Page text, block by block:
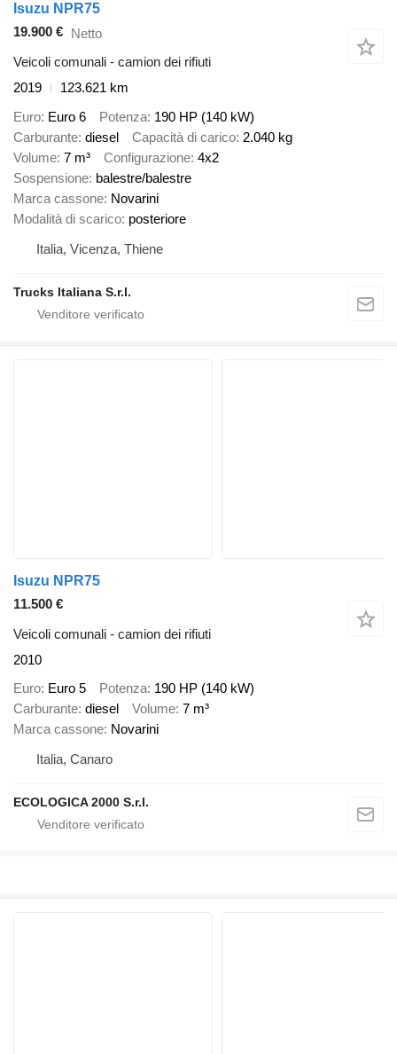
Isuzu NPR75
19.900 € Netto
Veicoli comunali - camion dei rifiuti
2019
123.621 km
Euro Euro 6 Potenza 190 HP (140 kW)
Carburante diesel Capacità di carico 2.040 kg
Volume 7 m³ Configurazione 4x2
Sospensione balestre/balestre
Marca cassone Novarini
Modalità di scarico posteriore
Italia, Vicenza, Thiene
Trucks Italiana S.r.l.
Isuzu NPR75
11.500 €
Veicoli comunali - camion dei rifiuti
2010
Euro Euro 5 Potenza 190 HP (140 kW)
Carburante diesel Volume 7 m³
Marca cassone Novarini
Italia, Canaro
ECOLOGICA 2000 S.r.l.